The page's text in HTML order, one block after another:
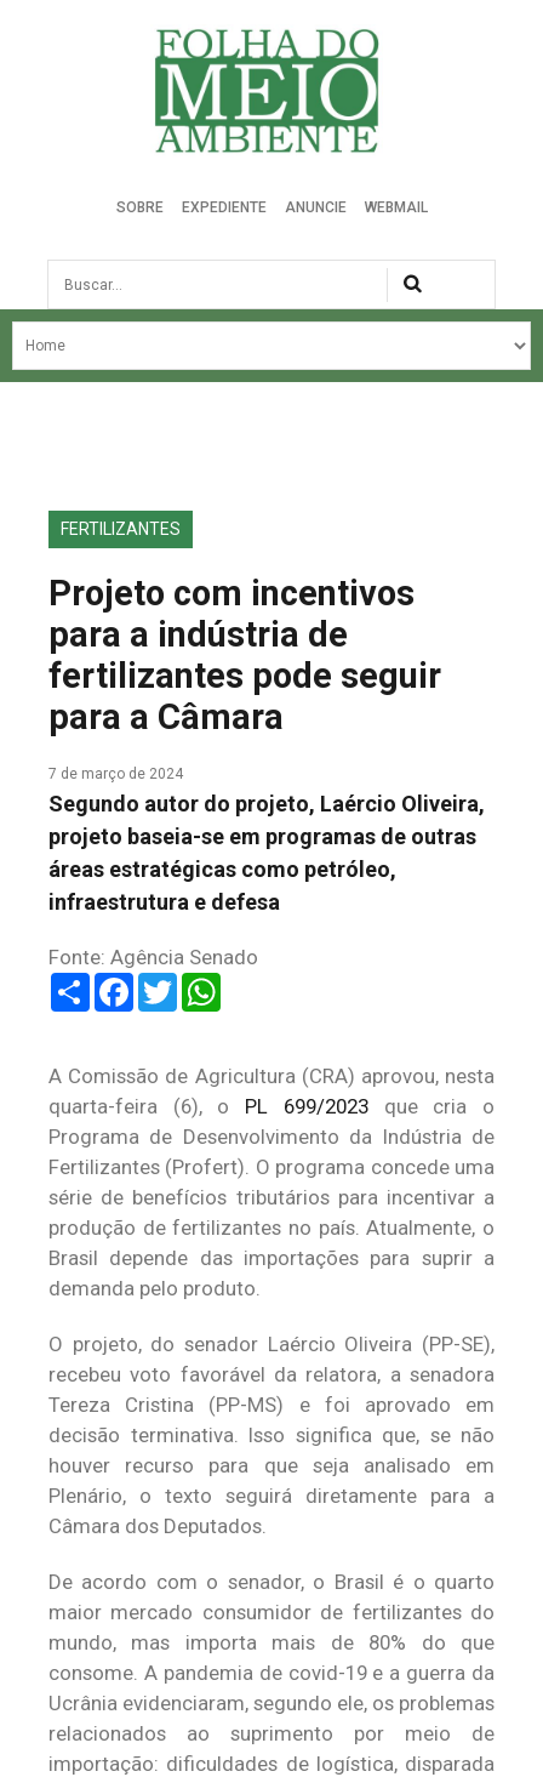
Folha do Meio Ambiente
SOBRE EXPEDIENTE ANUNCIE WEBMAIL
Busca
NOSSA HISTÓRIA
EDIÇÕES ANTERIORES
FALE CONOSCO
FERTILIZANTES
Projeto com incentivos
para a indústria de
fertilizantes pode seguir
para a Câmara
7 de março de 2024
Segundo autor do projeto, Laércio Oliveira,
projeto baseia-se em programas de outras
áreas estratégicas como petróleo,
infraestrutura e defesa
Fonte: Agência Senado
ShareFacebook
Twitter
A Comissão de Agricultura (CRA) aprovou, nesta
quarta-feira (6), o PL 699/2023que cria o
Programa de Desenvolvimento da Indústria de
Fertilizantes (Profert). O programa concede uma
série de benefícios tributários para incentivar a
produção de fertilizantes no país. Atualmente, o
Brasil depende das importações para suprir a
demanda pelo produto.
O projeto, do senador Laércio Oliveira (PP-SE),
recebeu voto favorável da relatora, a senadora
Tereza Cristina (PP-MS) e foi aprovado em
decisão terminativa. Isso significa que, se não
houver recurso para que seja analisado em
Plenário, o texto seguirá diretamente para a
Câmara dos Deputados.
De acordo com o senador, o Brasil é o quarto
maior mercado consumidor de fertilizantes do
mundo, mas importa mais de 80% do que
consome. A pandemia de covid-19 e a guerra da
Ucrânia evidenciaram, segundo ele, os problemas
relacionados ao suprimento por meio de
importação: dificuldades de logística, disparada